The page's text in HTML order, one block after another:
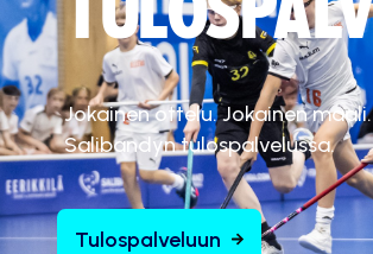
Jokainen ottelu. Jokainen maali.
Salibandyn tulospalvelussa.
Tulospalveluun